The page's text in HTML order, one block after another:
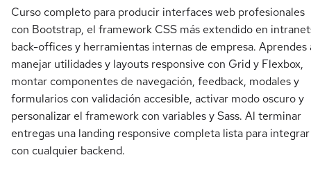
Curso completo para producir interfaces web profesionales
con Bootstrap, el framework CSS más extendido en
back-offices y herramientas internas de empresa. Aprendes
manejar utilidades y layouts responsive con Grid y Flexbox,
montar componentes de navegación, feedback, modales y
formularios con validación accesible, activar modo oscuro y
personalizar el framework con variables y Sass. Al terminar
entregas una landing responsive completa lista para integrar
con cualquier backend.